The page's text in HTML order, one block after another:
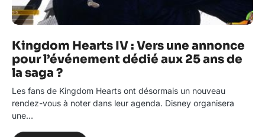
Kingdom Hearts IV : Vers une annonce
pour l’événement dédié aux 25 ans de
la saga ?
Les fans de Kingdom Hearts ont désormais un nouveau
rendez-vous à noter dans leur agenda. Disney organisera
une…